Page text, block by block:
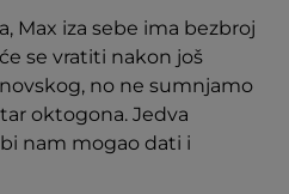
Max iza sebe ima bezbroj
se vratiti nakon još
no ne sumnjamo
oktogona. Jedva
nam mogao dati i